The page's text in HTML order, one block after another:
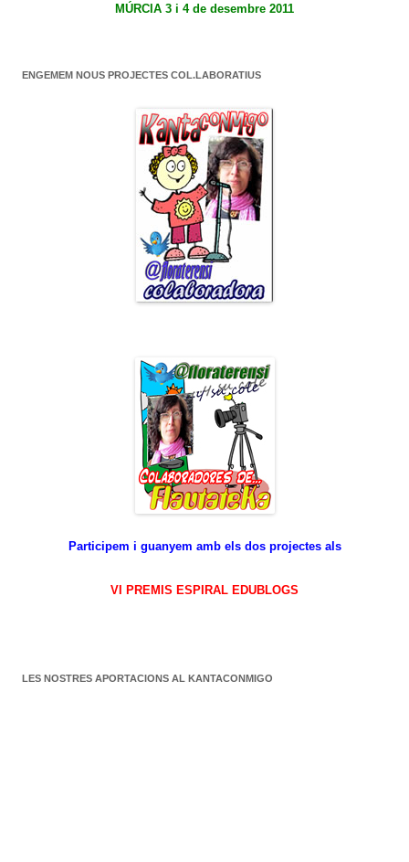
MÚRCIA 3 i 4 de desembre 2011
ENGEMEM NOUS PROJECTES COL.LABORATIUS
Participem i guanyem amb els dos projectes als
VI PREMIS ESPIRAL EDUBLOGS
LES NOSTRES APORTACIONS AL KANTACONMIGO